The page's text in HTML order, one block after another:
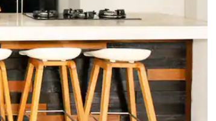
genom att trycka eller svepa.